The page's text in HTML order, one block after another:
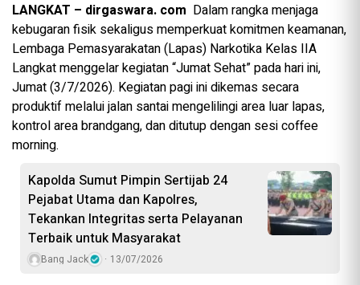
LANGKAT – dirgaswara. com Dalam rangka menjaga
kebugaran fisik sekaligus memperkuat komitmen keamanan,
Lembaga Pemasyarakatan (Lapas) Narkotika Kelas IIA
Langkat menggelar kegiatan “Jumat Sehat” pada hari ini,
Jumat (3/7/2026). Kegiatan pagi ini dikemas secara
produktif melalui jalan santai mengelilingi area luar lapas,
kontrol area brandgang, dan ditutup dengan sesi coffee
morning.
Kapolda Sumut Pimpin Sertijab 24
Pejabat Utama dan Kapolres,
Tekankan Integritas serta Pelayanan
Terbaik untuk Masyarakat
Bang Jack 13/07/2026